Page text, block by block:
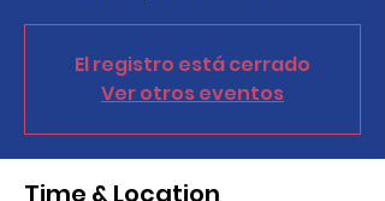
El registro está cerrado
Ver otros eventos
Time & Location